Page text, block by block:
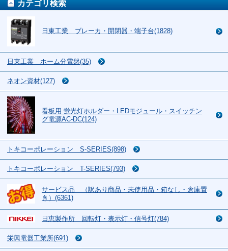
カテゴリ検索
日東工業 ブレーカ・開閉器・端子台(1828)
日東工業 ホーム分電盤(35)
ネオン資材(127)
看板用 蛍光灯ホルダー・LEDモジュール・スイッチン
グ電源AC-DC(124)
トキコーポレーション S-SERIES(898)
トキコーポレーション T-SERIES(793)
サービス品 （訳あり商品・未使用品・箱なし・倉庫置
き）(6361)
日恵製作所 回転灯・表示灯・信号灯(784)
栄興電器工業所(691)